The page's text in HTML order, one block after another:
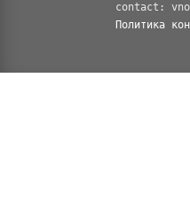
contact:
Политика